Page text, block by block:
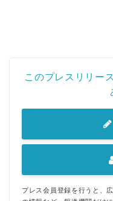
このプレスリリー
プレス会員登録を行うと、